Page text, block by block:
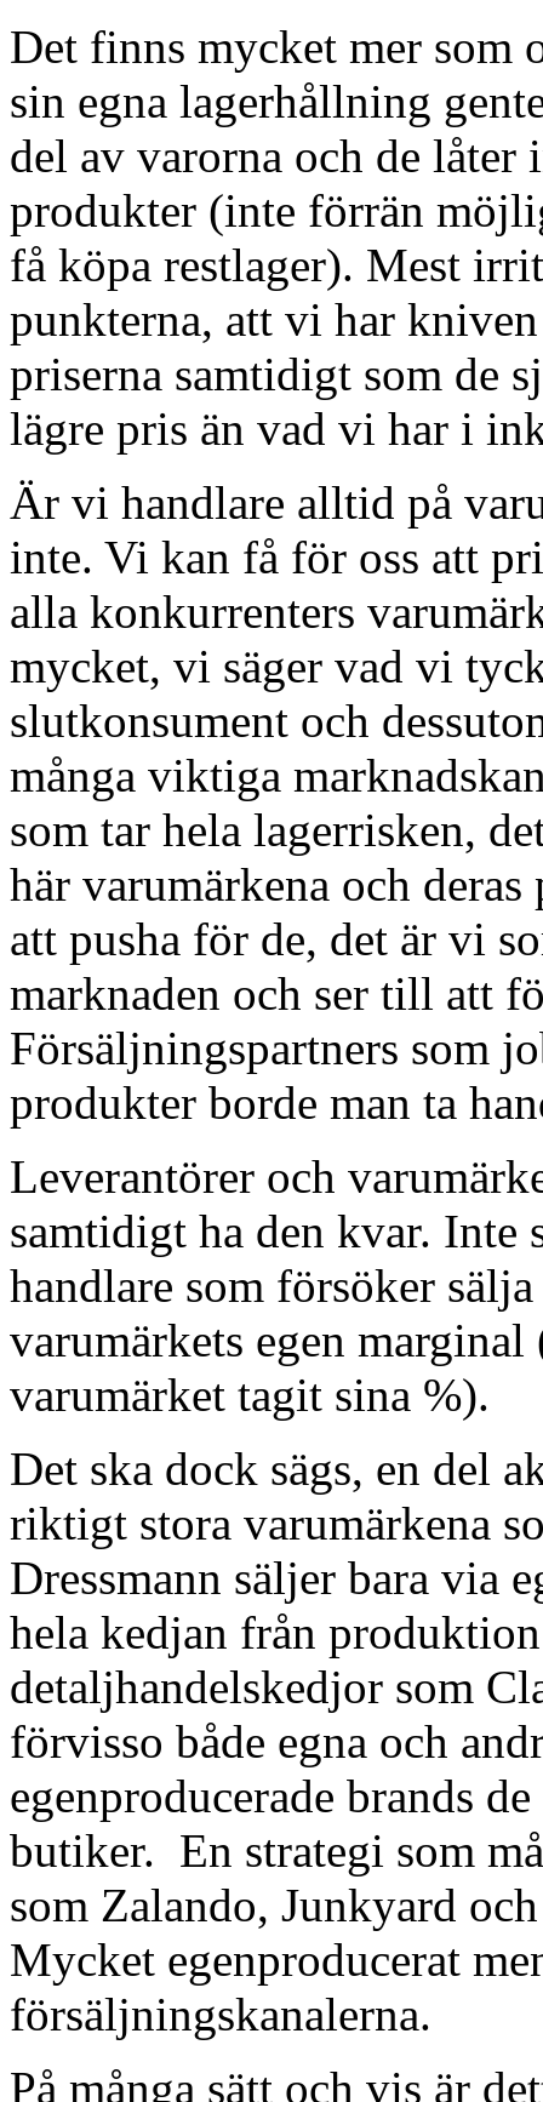
Det finns mycket mer som
sin egna lagerhållning
del av varorna och de låter
produkter (inte förrän
få köpa restlager). Mest
punkterna, att vi har
priserna samtidigt som de
lägre pris än vad vi har i
Är vi handlare alltid på
inte. Vi kan få för oss att
alla konkurrenters
mycket, vi säger vad vi
slutkonsument och
många viktiga
som tar hela lagerrisken,
här varumärkena och
att pusha för de, det är vi
marknaden och ser till att
Försäljningspartners som
produkter borde man ta
Leverantörer och
samtidigt ha den kvar. Inte
handlare som försöker
varumärkets egen
varumärket tagit sina %).
Det ska dock sägs, en del
riktigt stora varumärkena
Dressmann säljer bara via
hela kedjan från
detaljhandelskedjor som
förvisso både egna och
egenproducerade brands
butiker. En strategi som
som Zalando, Junkyard
Mycket egenproducerat
försäljningskanalerna.
På många sätt och vis är